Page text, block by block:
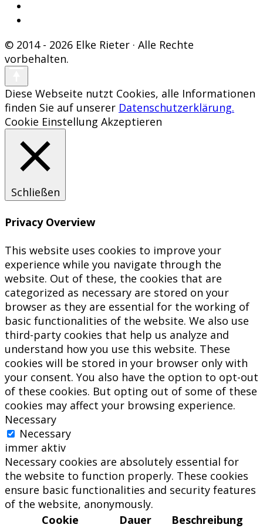
© 2014 - 2026 Elke Rieter · Alle Rechte
vorbehalten.
Diese Webseite nutzt Cookies, alle Informationen
finden Sie auf unserer Datenschutzerklärung.
Cookie Einstellung Akzeptieren
Schließen
Privacy Overview
This website uses cookies to improve your
experience while you navigate through the
website. Out of these, the cookies that are
categorized as necessary are stored on your
browser as they are essential for the working of
basic functionalities of the website. We also use
third-party cookies that help us analyze and
understand how you use this website. These
cookies will be stored in your browser only with
your consent. You also have the option to opt-out
of these cookies. But opting out of some of these
cookies may affect your browsing experience.
Necessary
Necessary
immer aktiv
Necessary cookies are absolutely essential for
the website to function properly. These cookies
ensure basic functionalities and security features
of the website, anonymously.
Cookie
Dauer Beschreibung